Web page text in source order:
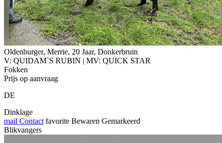
Oldenburger, Merrie, 20 Jaar, Donkerbruin
V: QUIDAM`S RUBIN | MV: QUICK STAR
Fokken
Prijs op aanvraag
DE
Dinklage
mail Contact favorite Bewaren Gemarkeerd
Blikvangers